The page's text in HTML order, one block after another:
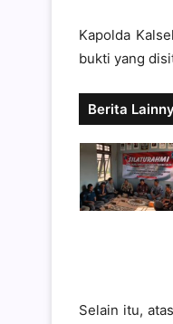
Kapolda
bukti yang
Berita
Selain itu,